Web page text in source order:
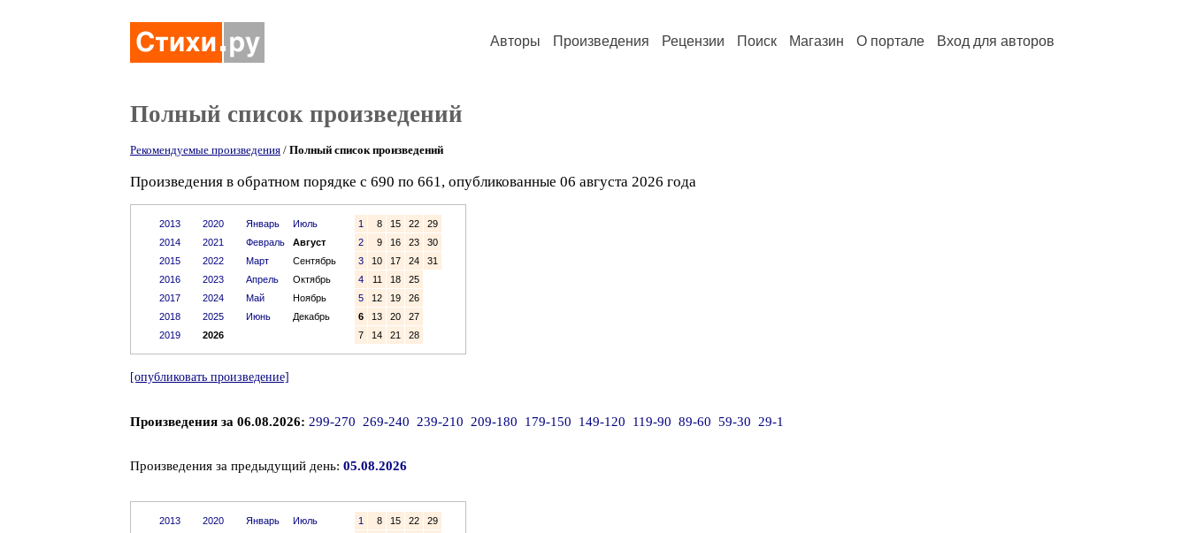
Авторы Произведения Рецензии Поиск Магазин О портале Вход для авторов
Полный список произведений
Рекомендуемые произведения / Полный список произведений
Произведения в обратном порядке с 690 по 661, опубликованные 06 августа 2026 года
2013
2014
2015
2016
2017
2018
2019
2020
2021
2022
2023
2024
2025
2026
Январь
Июль
Февраль
Август
Март
Сентябрь
Апрель
Октябрь
Май
Ноябрь
Июнь
Декабрь
1 8 15 22
29
2
9 16 23
30
3
10 17 24
31
4
11 18
25
5
12 19
26
6
13 20
27
7
14 21 28
[опубликовать произведение]
Произведения за 06.08.2026: 299-270 269-240 239-210 209-180 179-150 149-120 119-90 89-60 59-30 29-1
Произведения за предыдущий день: 05.08.2026
2013
2020
Январь
Июль
1 8 15 22
29